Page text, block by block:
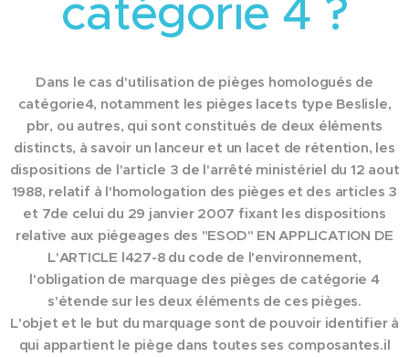
catégorie 4 ?
Dans le cas d'utilisation de pièges homologués de
catégorie4, notamment les pièges lacets type Beslisle,
pbr, ou autres, qui sont constitués de deux éléments
distincts, à savoir un lanceur et un lacet de rétention, les
dispositions de l'article 3 de l'arrêté ministériel du 12 aout
1988, relatif à l'homologation des pièges et des articles 3
et 7de celui du 29 janvier 2007 fixant les dispositions
relative aux piégeages des "ESOD" EN APPLICATION DE
L'ARTICLE l427-8 du code de l'environnement,
l'obligation de marquage des pièges de catégorie 4
s'étende sur les deux éléments de ces pièges.
L'objet et le but du marquage sont de pouvoir identifier à
qui appartient le piège dans toutes ses composantes.il